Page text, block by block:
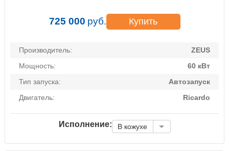
725 000 руб. Купить
Производитель:
ZEUS
Мощность:
60 кВт
Тип запуска:
Автозапуск
Двигатель:
Ricardo
Исполнение: В кожухе